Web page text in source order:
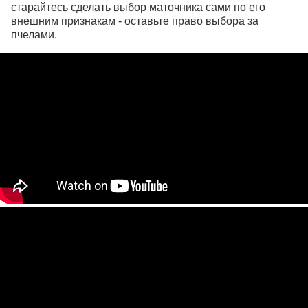
старайтесь сделать выбор маточника сами по его
внешним признакам - оставьте право выбора за
пчелами.